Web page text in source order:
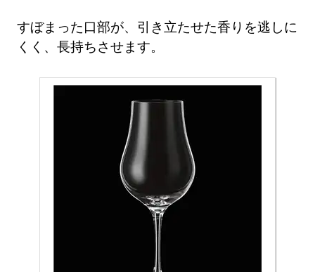
すぼまった口部が、引き立たせた香りを逃しに
くく、長持ちさせます。